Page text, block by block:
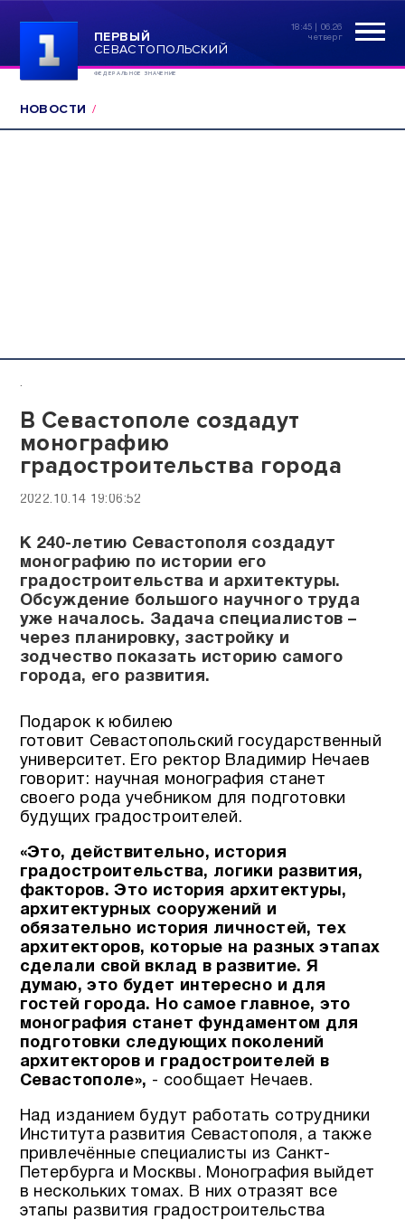
ПЕРВЫЙ
СЕВАСТОПОЛЬСКИЙ
ФЕДЕРАЛЬНОЕ ЗНАЧЕНИЕ
18:45 | 06.26
четверг
НОВОСТИ
.
В Севастополе создадут
монографию
градостроительства города
2022.10.14 19:06:52
К 240-летию Севастополя создадут
монографию по истории его
градостроительства и архитектуры.
Обсуждение большого научного труда
уже началось. Задача специалистов –
через планировку, застройку и
зодчество показать историю самого
города, его развития.
Подарок к юбилею
готовит Севастопольский государственный
университет. Его ректор Владимир Нечаев
говорит: научная монография станет
своего рода учебником для подготовки
будущих градостроителей.
«Это, действительно, история
градостроительства, логики развития,
факторов. Это история архитектуры,
архитектурных сооружений и
обязательно история личностей, тех
архитекторов, которые на разных этапах
сделали свой вклад в развитие. Я
думаю, это будет интересно и для
гостей города. Но самое главное, это
монография станет фундаментом для
подготовки следующих поколений
архитекторов и градостроителей в
Севастополе», - сообщает Нечаев.
Над изданием будут работать сотрудники
Института развития Севастополя, а также
привлечённые специалисты из Санкт-
Петербурга и Москвы. Монография выйдет
в нескольких томах. В них отразят все
этапы развития градостроительства